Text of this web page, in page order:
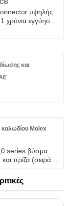
υψηλής
χρόνια εγγύηση.
και
καλωδίου Molex
series βύσμα
πρίζα (σειρά
ισχύος